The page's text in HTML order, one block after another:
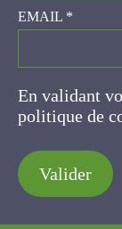
EMAIL*
En validant
politique de
Valider